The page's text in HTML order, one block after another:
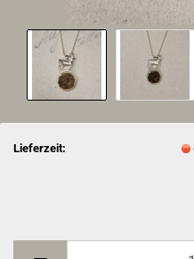
Lieferzeit: